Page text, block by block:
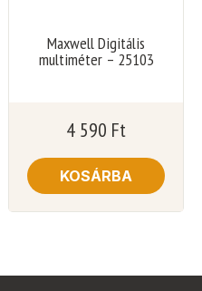
Maxwell Digitális
multiméter – 25103
4 590 Ft
KOSÁRBA